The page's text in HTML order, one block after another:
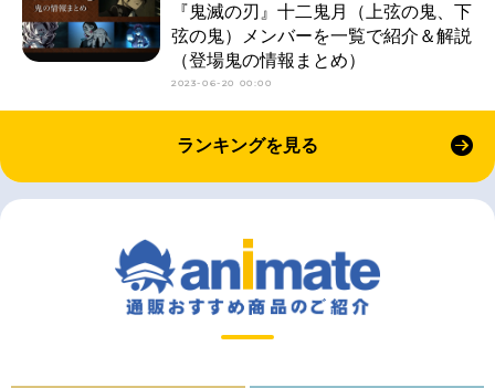
『鬼滅の刃』十二鬼月（上弦の鬼、下
弦の鬼）メンバーを一覧で紹介＆解説
（登場鬼の情報まとめ）
2023-06-20 00:00
ランキングを見る